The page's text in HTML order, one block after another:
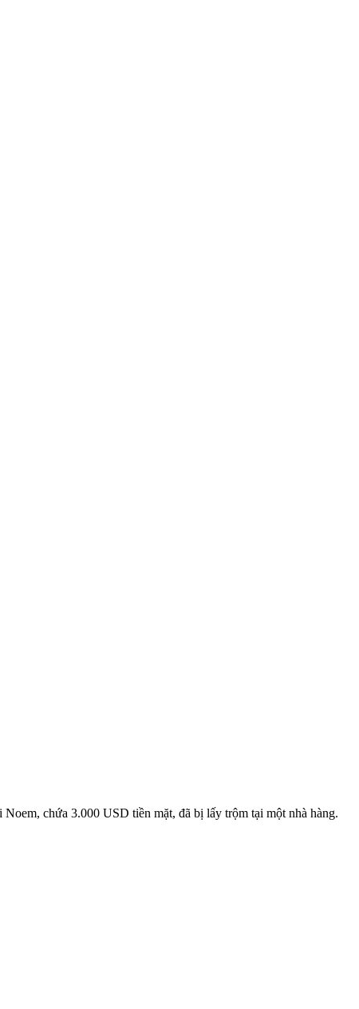
chứa 3.000 USD tiền mặt, đã bị lấy trộm tại một nhà hàng.